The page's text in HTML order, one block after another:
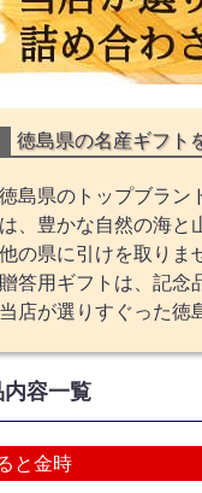
徳島県の名産ギフト
徳島県のトップブラン
は、豊かな自然の海と
他の県に引けを取りま
贈答用ギフトは、記念
当店が選りすぐった徳
内容一覧
と金時